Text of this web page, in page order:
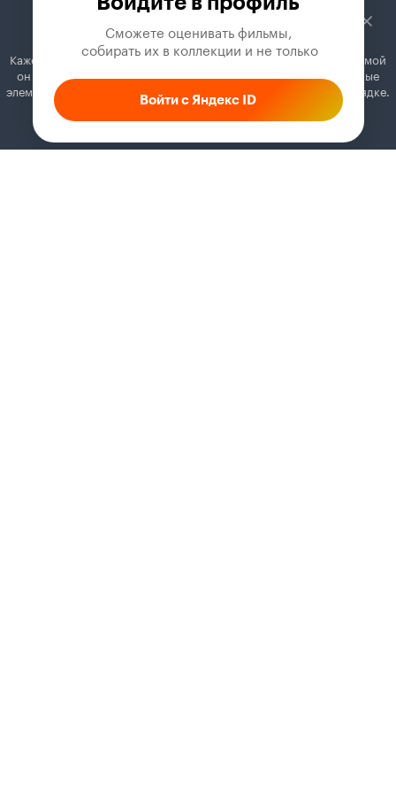
Сможете оценивать фильмы,
собирать их в коллекции и не только
Войти с Яндекс ID
Кажется, вы используете блокировщик рекламы. Вместе с рекламой
он может отключать постеры, папки с фильмами и другие важные
элементы. Добавьте Кинопоиск в исключения, и всё будет в порядке.
Как это сделать